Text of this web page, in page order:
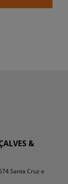
&
Santa Cruz e